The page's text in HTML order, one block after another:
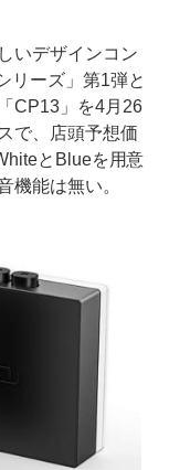
いデザインコン
リーズ」第1弾と
CP13」を4月26
で、店頭予想価
とBlueを用意
機能は無い。